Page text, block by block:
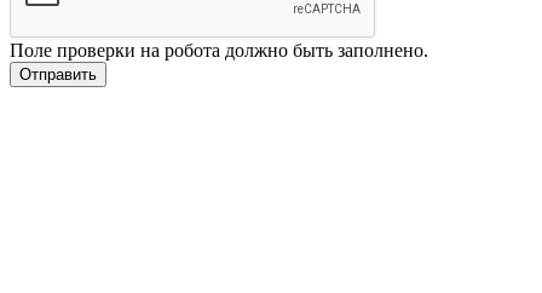
Поле проверки на робота должно быть заполнено.